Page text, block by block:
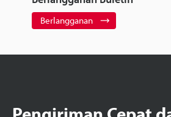
Berlangganan